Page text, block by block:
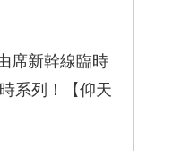
席新幹線臨時
系列！【仰天